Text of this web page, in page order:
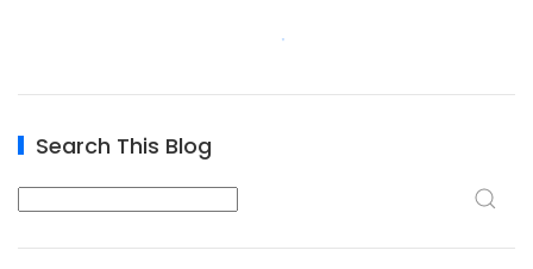
Search This Blog